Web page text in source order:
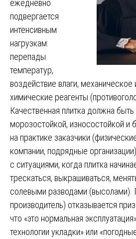
ежедневно
подвергается
интенсивным
нагрузкам:
перепады
температур,
воздействие влаги, механическое
химические реагенты
Качественная плитка должна быть
морозостойкой, износостойкой и
на практике заказчики
компании, подрядные
с ситуациями, когда плитка
трескаться, выкрашиваться,
солевыми разводами (высолами).
производитель) отказывается
что «это нормальная
технологии укладки» или